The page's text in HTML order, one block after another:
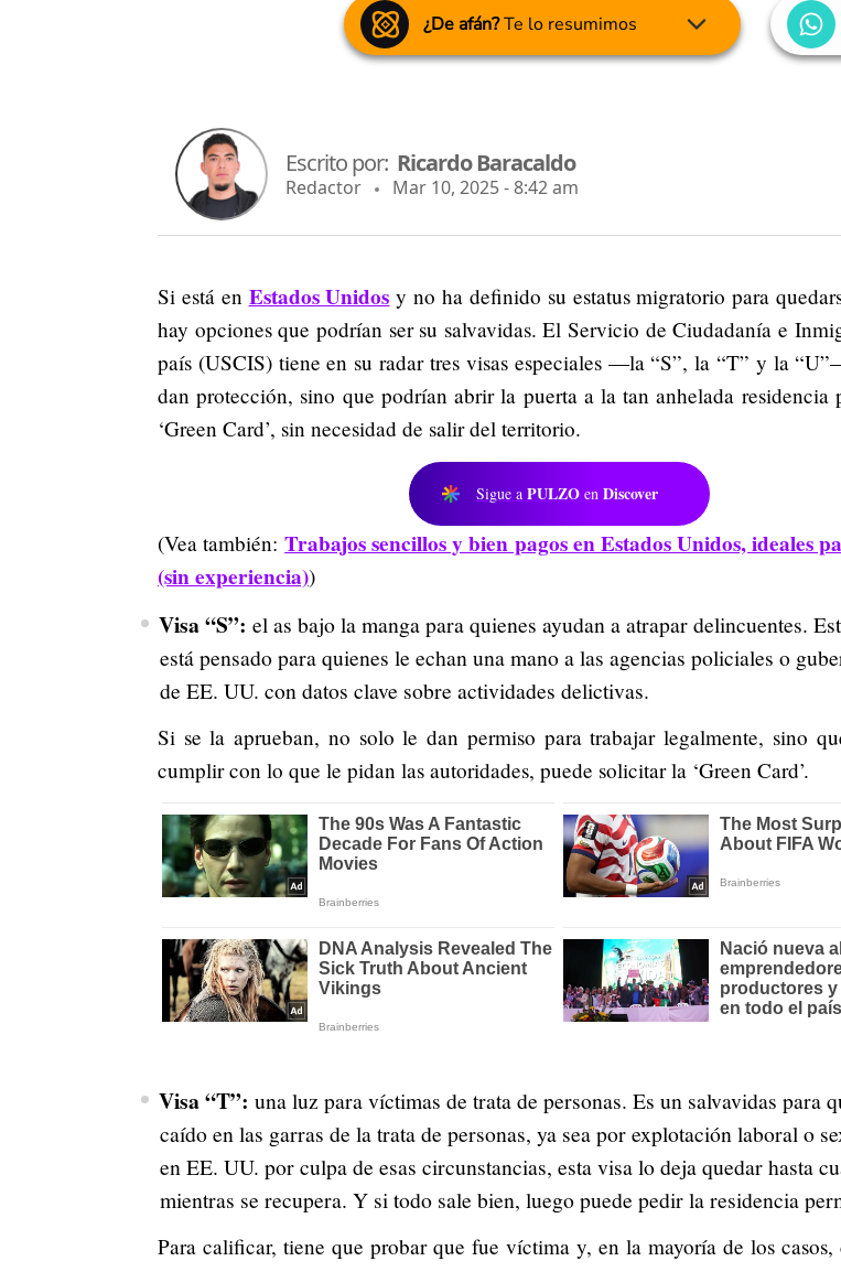
¿De afán?Te lo resumimos
Escrito por: Ricardo Baracaldo
Redactor Mar 10, 2025 - 8:42 am
Si está en Estados Unidos y no ha definido su estatus migratorio para
hay opciones que podrían ser su salvavidas. El Servicio de Ciudadanía e
país (USCIS) tiene en su radar tres visas especiales —la “S”, la “T” y la
dan protección, sino que podrían abrir la puerta a la tan anhelada residencia
‘Green Card’, sin necesidad de salir del territorio.
Sigue a PULZO en Discover
(Vea también:Trabajos sencillos y bien pagos en Estados Unidos, ideales
(sin experiencia))
Visa “S”: el as bajo la manga para quienes ayudan a atrapar delincuentes.
está pensado para quienes le echan una mano a las agencias policiales o
de EE. UU. con datos clave sobre actividades delictivas.
Si se la aprueban, no solo le dan permiso para trabajar legalmente, sino
cumplir con lo que le pidan las autoridades, puede solicitar la ‘Green Card’.
Visa “T”: una luz para víctimas de trata de personas. Es un salvavidas para
caído en las garras de la trata de personas, ya sea por explotación laboral o
en EE. UU. por culpa de esas circunstancias, esta visa lo deja quedar hasta
mientras se recupera. Y si todo sale bien, luego puede pedir la residencia
Para calificar, tiene que probar que fue víctima y, en la mayoría de los